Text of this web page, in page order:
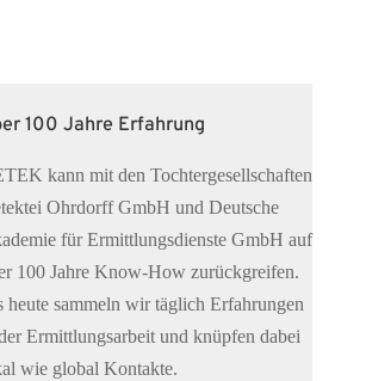
100 Jahre Erfahrung
kann mit den Tochtergesellschaften
Ohrdorff GmbH und Deutsche
für Ermittlungsdienste GmbH auf
100 Jahre Know-How zurückgreifen.
heute sammeln wir täglich Erfahrungen
Ermittlungsarbeit und knüpfen dabei
wie global Kontakte.